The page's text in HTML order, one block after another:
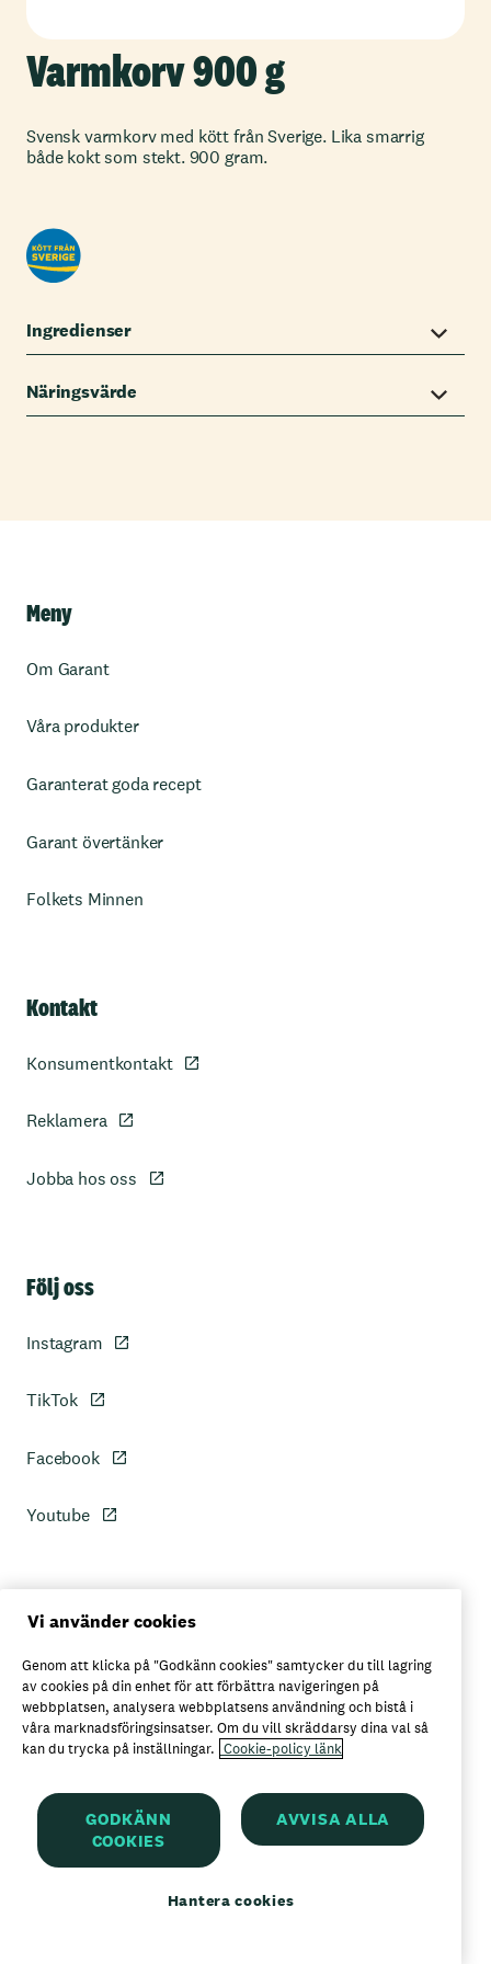
Varmkorv 900 g
Svensk varmkorv med kött från Sverige. Lika smarrig
både kokt som stekt. 900 gram.
Ingredienser
Näringsvärde
Meny
Om Garant
Våra produkter
Garanterat goda recept
Garant övertänker
Folkets Minnen
Kontakt
Konsumentkontakt
Reklamera
Jobba hos oss
Följ oss
Instagram
TikTok
Facebook
Youtube
Personuppgiftspolicy
Axfoods integritetspolicy
Här kan du köpa Garant
Garant är ett registrerat varumärke för
Vi använder cookies
Genom att klicka på "Godkänn cookies" samtycker du till lagring
av cookies på din enhet för att förbättra navigeringen på
webbplatsen, analysera webbplatsens användning och bistå i
våra marknadsföringsinsatser. Om du vill skräddarsy dina val så
kan du trycka på inställningar. Cookie-policy länk
GODKÄNN
COOKIES
AVVISA ALLA
Hantera cookies